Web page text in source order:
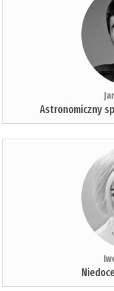
Astronomiczny